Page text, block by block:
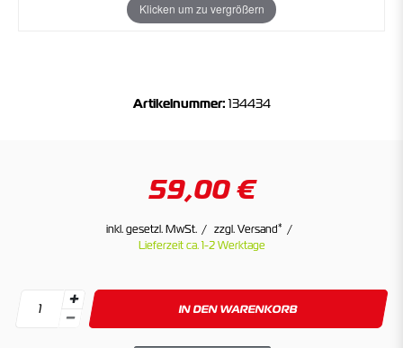
Klicken um zu vergrößern
Artikelnummer: 134434
59,00 €
inkl. gesetzl. MwSt. zzgl. Versand*
Lieferzeit ca. 1-2 Werktage
IN DEN WARENKORB